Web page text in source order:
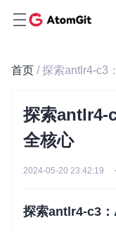
首页 / 探索antlr4-c3
探索antlr4-
全核心
2024-05-20 23:42:19
探索antlr4-c3